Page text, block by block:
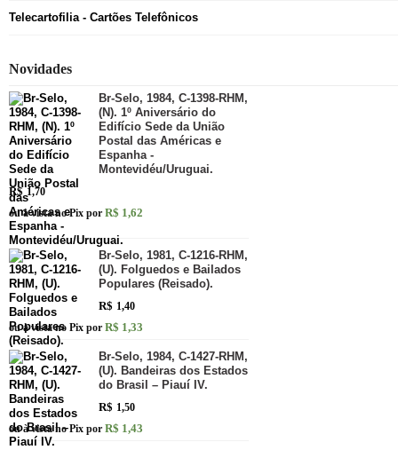
Telecartofilia - Cartões Telefônicos
Novidades
Br-Selo, 1984, C-1398-RHM,
(N). 1º Aniversário do
Edifício Sede da União
Postal das Américas e
Espanha -
Montevidéu/Uruguai.
R$ 1,70
ou à vista no Pix por R$ 1,62
Br-Selo, 1981, C-1216-RHM,
(U). Folguedos e Bailados
Populares (Reisado).
R$ 1,40
ou à vista no Pix por R$ 1,33
Br-Selo, 1984, C-1427-RHM,
(U). Bandeiras dos Estados
do Brasil – Piauí IV.
R$ 1,50
ou à vista no Pix por R$ 1,43